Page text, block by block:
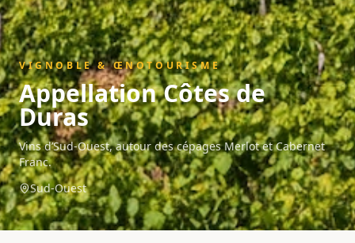
VIGNOBLE & ŒNOTOURISME
AppellationCôtes de
Duras
Vins d’Sud-Ouest, autour des cépages Merlot et Cabernet
Franc.
Sud-Ouest